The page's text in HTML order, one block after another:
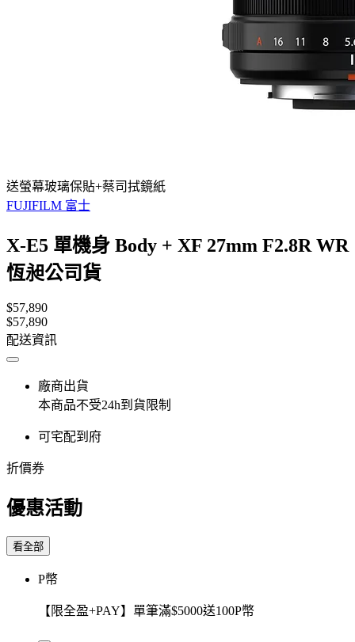
送螢幕玻璃保貼+蔡司拭鏡紙
FUJIFILM 富士
X-E5 單機身 Body + XF 27mm F2.8R WR
恆昶公司貨
$57,890
$57,890
配送資訊
廠商出貨
本商品不受24h到貨限制
可宅配到府
折價券
優惠活動
看全部
P幣
【限全盈+PAY】單筆滿$5000送100P幣